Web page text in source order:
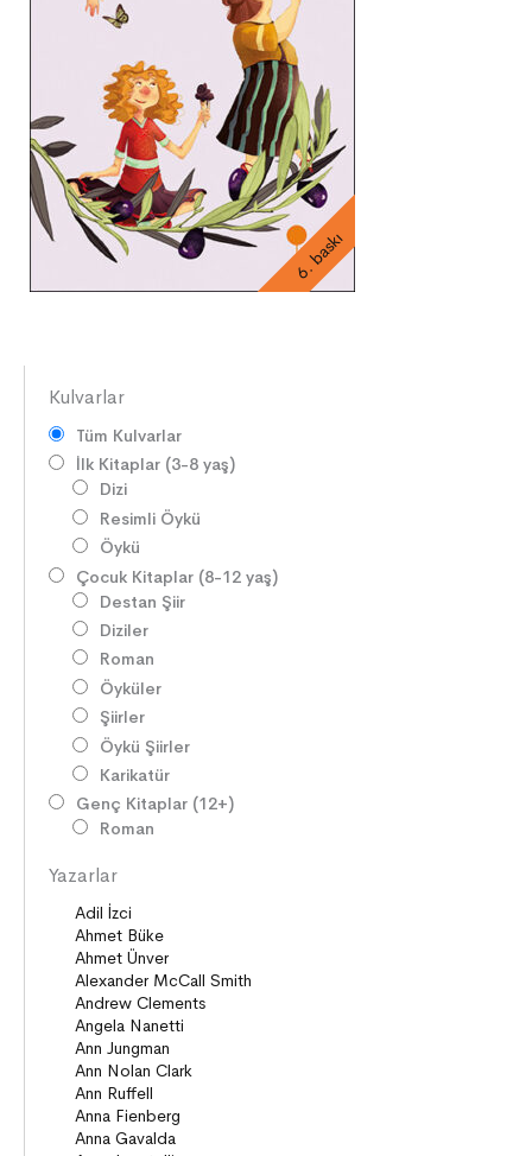
6. baskı
Kulvarlar
Tüm Kulvarlar
İlk Kitaplar (3-8 yaş)
Dizi
Resimli Öykü
Öykü
Çocuk Kitaplar (8-12 yaş)
Destan Şiir
Diziler
Roman
Öyküler
Şiirler
Öykü Şiirler
Karikatür
Genç Kitaplar (12+)
Roman
Öyküler
Şiirler
Deneme
Anlatı
Seçki
Köprü Kitaplar (10+)
Roman
Öyküler
Anlatı
ON8 (15+)
Yazarlar